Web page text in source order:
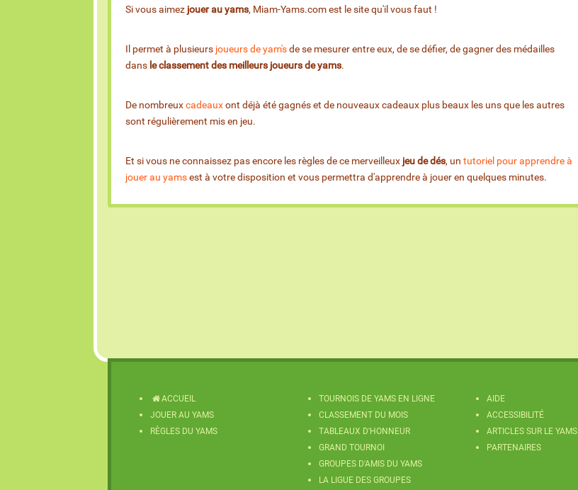
Si vous aimez jouer au yams, Miam-Yams.com est le site qu'il vous faut !
Il permet à plusieurs joueurs de yam'sde se mesurer entre eux, de se défier, de gagner des médailles
dans le classement des meilleurs joueurs de yams.
De nombreuxcadeauxont déjà été gagnés et de nouveaux cadeaux plus beaux les uns que les autres
sont régulièrement mis en jeu.
Et si vous ne connaissez pas encore les règles de ce merveilleux jeu de dés, un tutoriel pour apprendre à
jouer au yamsest à votre disposition et vous permettra d'apprendre à jouer en quelques minutes.
ACCUEIL
JOUER AU YAMS
RÈGLES DU YAMS
TOURNOIS DE YAMS EN LIGNE
CLASSEMENT DU MOIS
TABLEAUX D'HONNEUR
GRAND TOURNOI
GROUPES D'AMIS DU YAMS
LA LIGUE DES GROUPES
AIDE
ACCESSIBILITÉ
ARTICLES SUR LE YAMS
PARTENAIRES